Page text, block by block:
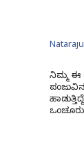
ನಿಮ್ಮ ಈ
ಒಂಚೂರು